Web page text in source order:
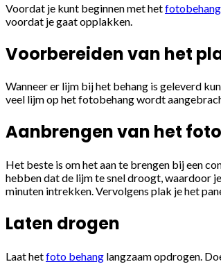
Voordat je kunt beginnen met het
voordat je gaat opplakken.
Voorbereiden van het
Wanneer er lijm bij het behang is geleverd
veel lijm op het fotobehang wordt
Aanbrengen van het
Het beste is om het aan te brengen bij een
hebben dat de lijm te snel droogt, waardoor
minuten intrekken. Vervolgens plak je het
Laten drogen
Laat hetfoto behang langzaam opdrogen.